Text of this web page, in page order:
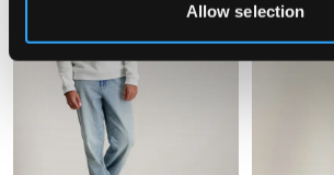
Allow selection